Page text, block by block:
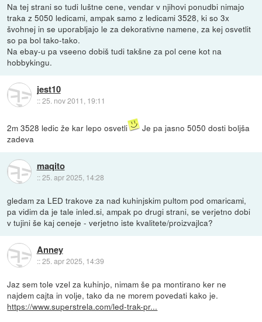
Na tej strani so tudi luštne cene, vendar v njihovi ponudbi nimajo
traka z 5050 ledicami, ampak samo z ledicami 3528, ki so 3x
švohnej in se uporabljajo le za dekorativne namene, za kej osvetlit
so pa bol tako-tako.
Na ebay-u pa vseeno dobiš tudi takšne za pol cene kot na
hobbykingu.
jest10
::25. nov 2011, 19:11
2m 3528 ledic že kar lepo osvetli
Je pa jasno 5050 dosti boljša
zadeva
maqito
::25. apr 2025, 14:28
gledam za LED trakove za nad kuhinjskim pultom pod omaricami,
pa vidim da je tale inled.si, ampak po drugi strani, se verjetno dobi
v tujini še kaj ceneje - verjetno iste kvalitete/proizvajlca?
Anney
::25. apr 2025, 14:39
Jaz sem tole vzel za kuhinjo, nimam še pa montirano ker ne
najdem cajta in volje, tako da ne morem povedati kako je.
https://www.superstrela.com/led-trak-pr...